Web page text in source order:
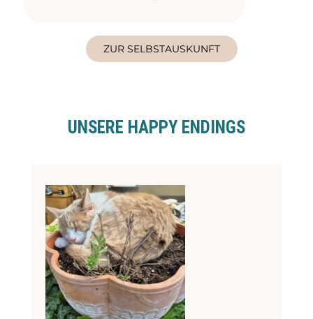
ZUR SELBSTAUSKUNFT
UNSERE HAPPY ENDINGS